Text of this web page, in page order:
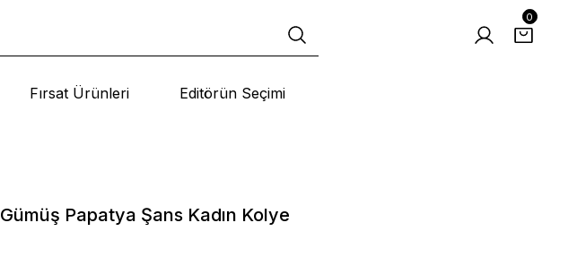
0
Fırsat Ürünleri Editörün Seçimi
Gümüş Papatya Şans Kadın Kolye